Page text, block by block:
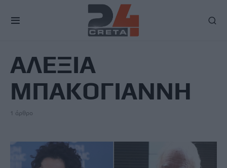
ΑΛΕΞΙΑ
ΜΠΑΚΟΓΙΑΝΝΗ
1 άρθρο